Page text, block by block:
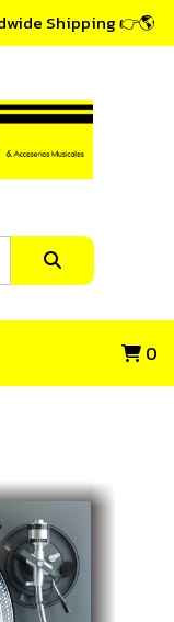
Shipping 👉🌎
0